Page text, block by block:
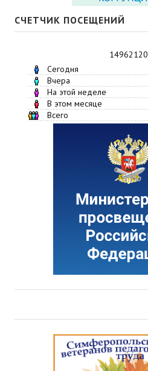
СЧЕТЧИК ПОСЕЩЕНИЙ
14962120
Сегодня
Вчера
На этой неделе
В этом месяце
Всего